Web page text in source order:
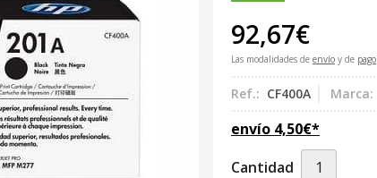
92,67€
Las modalidades de envío y de pago
Ref.: CF400A Marca:
envío 4,50€*
Cantidad